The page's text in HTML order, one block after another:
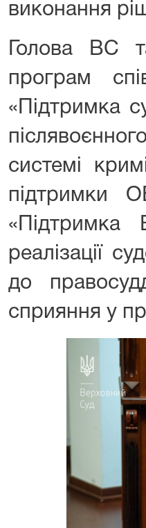
виконання
Голова ВС
програм
«Підтримка
системі
підтримки
реалізації
до
сприяння у